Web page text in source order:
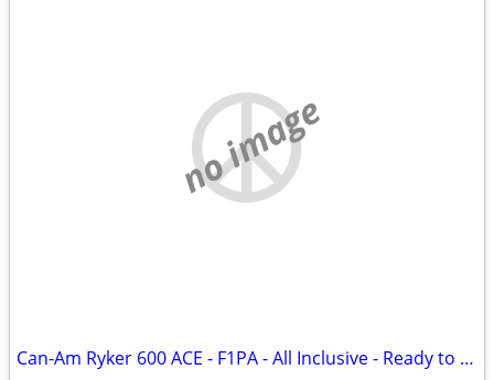
no image
Can-Am Ryker 600 ACE - F1PA - All Inclusive - Ready to Ride!